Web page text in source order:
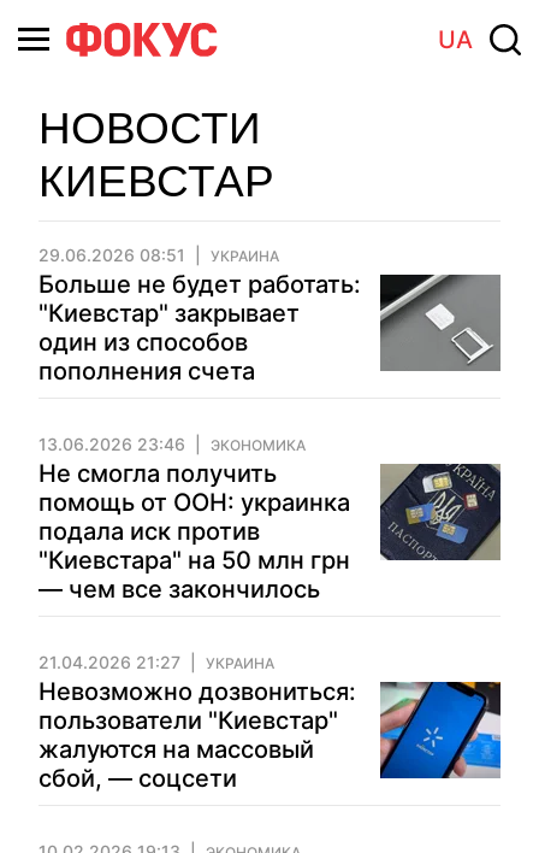
UA
НОВОСТИ
КИЕВСТАР
29.06.2026 08:51 УКРАИНА
Больше не будет работать:
"Киевстар" закрывает
один из способов
пополнения счета
13.06.2026 23:46 ЭКОНОМИКА
Не смогла получить
помощь от ООН: украинка
подала иск против
"Киевстара" на 50 млн грн
— чем все закончилось
21.04.2026 21:27 УКРАИНА
Невозможно дозвониться:
пользователи "Киевстар"
жалуются на массовый
сбой, — соцсети